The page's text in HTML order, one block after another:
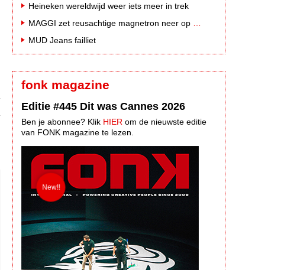
Heineken wereldwijd weer iets meer in trek
MUD Jeans failliet
fonk magazine
Editie #445 Dit was Cannes 2026
Ben je abonnee? Klik HIER om de nieuwste editie
van FONK magazine te lezen.